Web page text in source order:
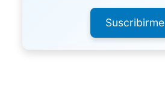
Suscribirme